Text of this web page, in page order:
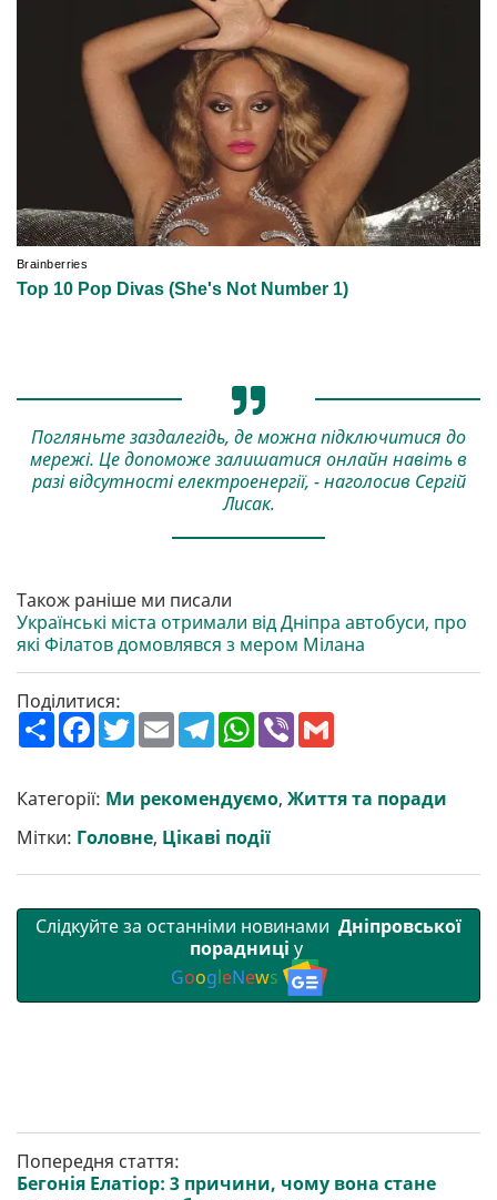
Погляньте заздалегідь, де можна підключитися до
мережі. Це допоможе залишатися онлайн навіть в
разі відсутності електроенергії, - наголосив Сергій
Лисак.
Також раніше ми писали
Українські міста отримали від Дніпра автобуси, про
які Філатов домовлявся з мером Мілана
Поділитися:
П
о
р
и
т
и
F
a
b
o
o
k
T
w
e
r
E
m
l
T
e
g
r
a
m
W
h
s
A
p
p
V
r l
Категорії: Ми рекомендуємо, Життя та поради
Мітки: Головне, Цікаві події
Слідкуйте за останніми новинами Дніпровської
порадниці у
GoogleNews
Попередня стаття:
Бегонія Елатіор: 3 причини, чому вона стане